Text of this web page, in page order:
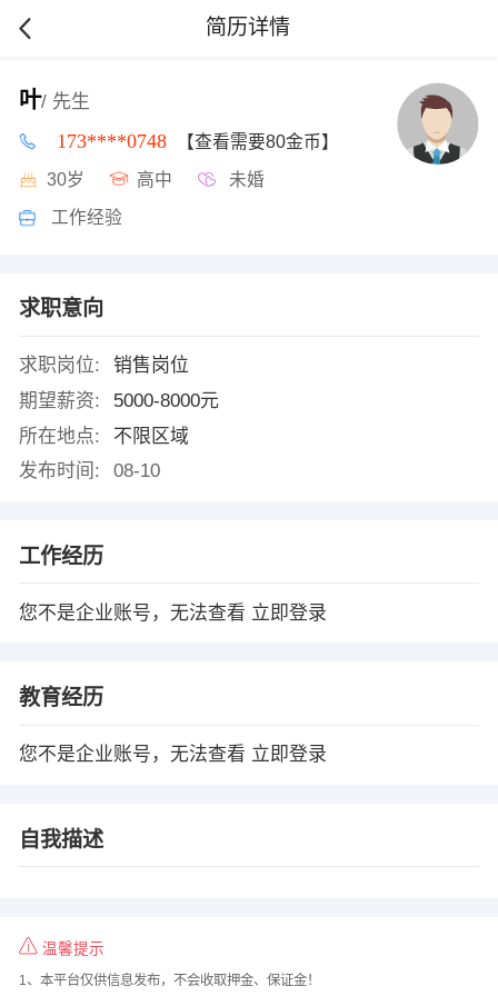
简历详情
叶/ 先生
173****0748 【查看需要80金币】
30岁 高中 未婚
工作经验
求职意向
求职岗位:
销售岗位
期望薪资:
5000-8000元
所在地点:
不限区域
发布时间:
08-10
工作经历
您不是企业账号，无法查看 立即登录
教育经历
您不是企业账号，无法查看 立即登录
自我描述
温馨提示
1、本平台仅供信息发布，不会收取押金、保证金！